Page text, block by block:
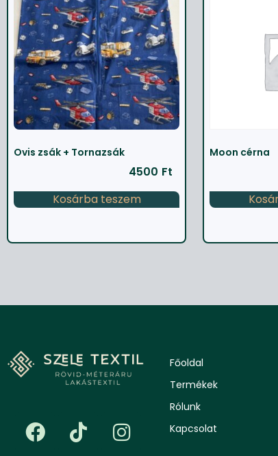
Ovis zsák + Tornazsák
4500 Ft
Kosárba teszem
Moon cérna
Főoldal
Termékek
Rólunk
Kapcsolat